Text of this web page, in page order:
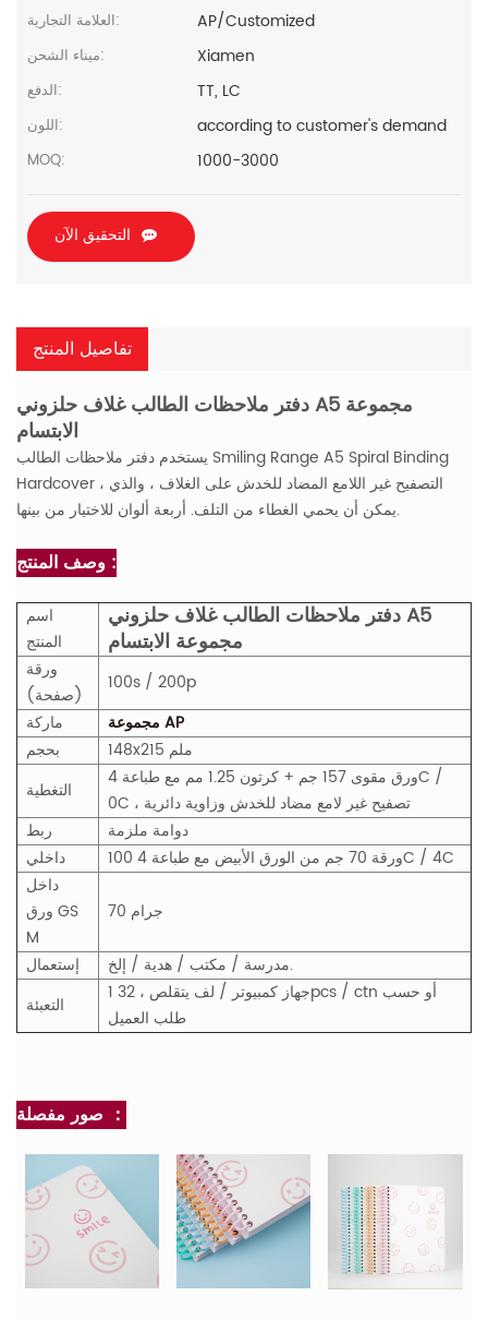
العلامة التجارية: AP/Customized
ميناء الشحن: Xiamen
الدفع: TT, LC
اللون: according to customer's demand
MOQ: 1000-3000
التحقيق الآن
تفاصيل المنتج
دفتر ملاحظات الطالب غلاف حلزوني A5 مجموعة
الابتسام
يستخدم دفتر ملاحظات الطالب Smiling Range A5 Spiral Binding
Hardcover ، التصفيح غير اللامع المضاد للخدش على الغلاف ، والذي
يمكن أن يحمي الغطاء من التلف. أربعة ألوان للاختيار من بينها.
وصف المنتج :
اسم
المنتج
دفتر ملاحظات الطالب غلاف حلزوني A5
مجموعة الابتسام
ورقة
(صفحة)
100s / 200p
ماركة
مجموعة AP
بحجم
148x215 ملم
التغطية
ورق مقوى 157 جم + كرتون 1.25 مم مع طباعة 4C /
0C ، تصفيح غير لامع مضاد للخدش وزاوية دائرية
ربط
دوامة ملزمة
داخلي
100 ورقة 70 جم من الورق الأبيض مع طباعة 4C / 4C
داخل
GS
M
70 جرام
إستعمال
مدرسة / مكتب / هدية / إلخ.
التعبئة
1 جهاز كمبيوتر / لف يتقلص ، 32pcs / ctn أو حسب
طلب العميل
صور مفصلة ：